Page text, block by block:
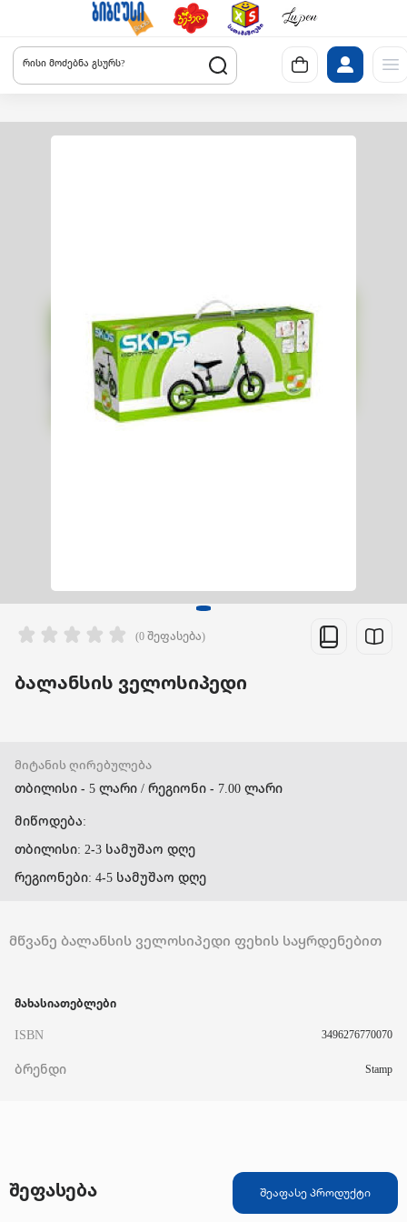
რისი მოძებნა გსურს?
(0 შეფასება)
ბალანსის ველოსიპედი
მიტანის ღირებულება
თბილისი - 5 ლარი / რეგიონი - 7.00 ლარი
მიწოდება:
თბილისი: 2-3 სამუშაო დღე
რეგიონები: 4-5 სამუშაო დღე
მწვანე ბალანსის ველოსიპედი ფეხის საყრდენებით
მახასიათებლები
ISBN 3496276770070
ბრენდი Stamp
შეფასება შეაფასე პროდუქტი